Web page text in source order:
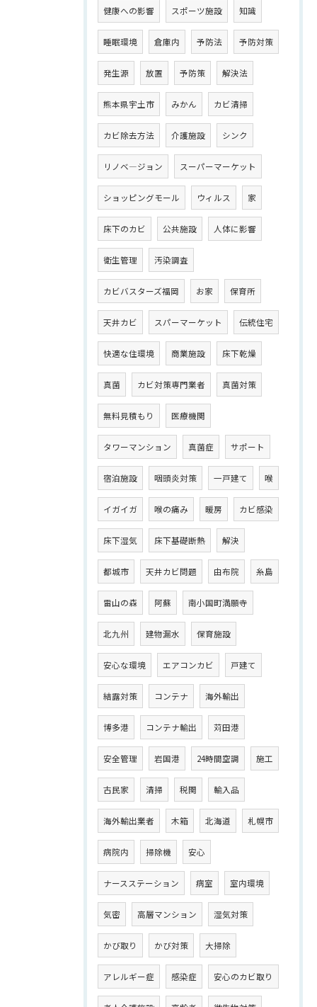
健康への影響 スポーツ施設 知識
睡眠環境 倉庫内 予防法 予防対策
発生源 放置 予防策 解決法
熊本県宇土市 みかん カビ清掃
カビ除去方法 介護施設 シンク
リノベ―ジョン スーパーマーケット
ショッピングモール ウィルス 家
床下のカビ 公共施設 人体に影響
衛生管理 汚染調査
カビバスターズ福岡 お家 保育所
天井カビ スパーマーケット 伝統住宅
快適な住環境 商業施設 床下乾燥
真菌 カビ対策専門業者 真菌対策
無料見積もり 医療機関
タワーマンション 真菌症 サポート
宿泊施設 咽頭炎対策 一戸建て 喉
イガイガ 喉の痛み 暖房 カビ感染
床下湿気 床下基礎断熱 解決
都城市 天井カビ問題 由布院 糸島
雷山の森 阿蘇 南小国町満願寺
北九州 建物漏水 保育施設
安心な環境 エアコンカビ 戸建て
結露対策 コンテナ 海外輸出
博多港 コンテナ輸出 苅田港
安全管理 岩国港 24時間空調 施工
古民家 清掃 税関 輸入品
海外輸出業者 木箱 北海道 札幌市
病院内 掃除機 安心
ナースステーション 病室 室内環境
気密 高層マンション 湿気対策
かび取り かび対策 大掃除
アレルギー症 感染症 安心のカビ取り